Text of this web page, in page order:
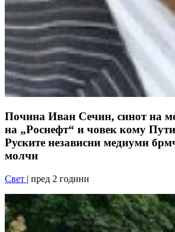
Почина Иван Сечин, синот на
на „Роснефт“ и човек кому
Руските независни медиуми
молчи
Свет | пред 2 години